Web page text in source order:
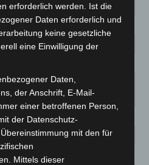
558
25,7
617
46
789
24,3
23.492 28
2854
2116
44,4
1494
erforderlich werden. Ist die
Daten erforderlich und
keine gesetzliche
eine Einwilligung der
Daten,
der Anschrift, E-Mail-
einer betroffenen Person,
der Datenschutz-
mit den für
Mittels dieser